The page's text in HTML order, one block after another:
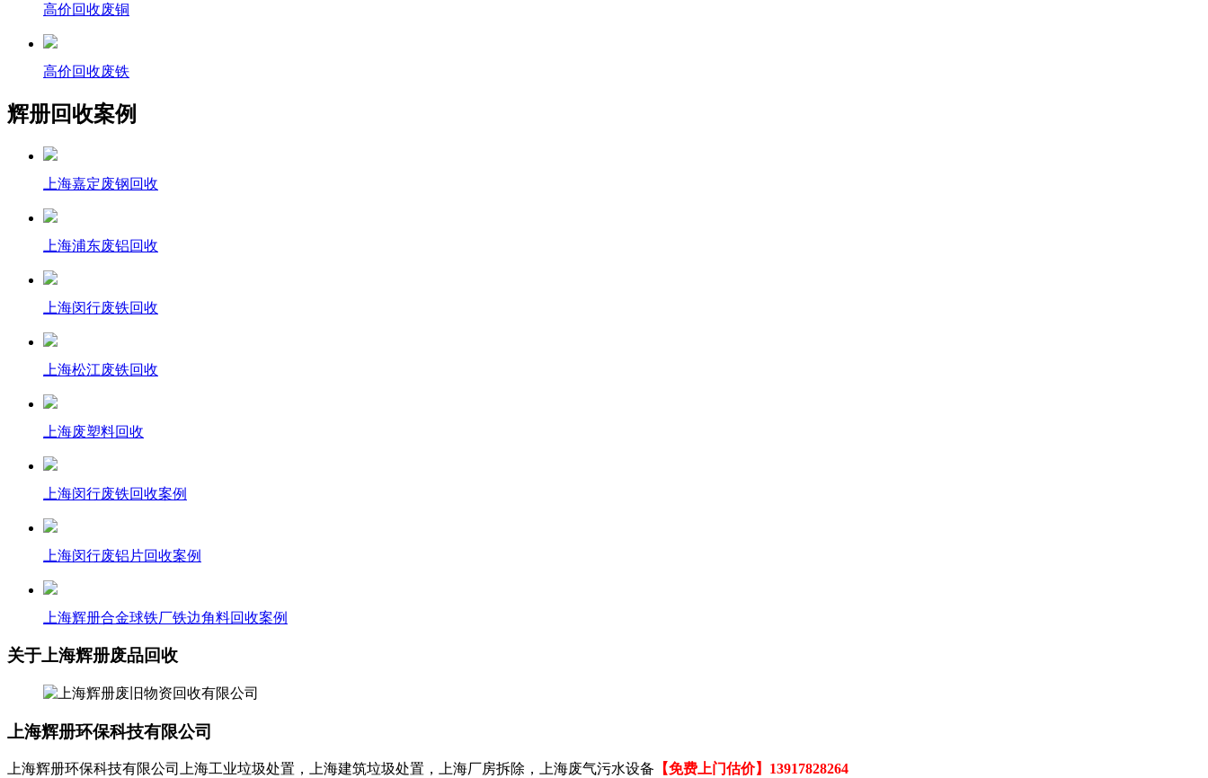
高价回收废铜
高价回收废铁
辉册回收案例
上海嘉定废钢回收
上海浦东废铝回收
上海闵行废铁回收
上海松江废铁回收
上海废塑料回收
上海闵行废铁回收案例
上海闵行废铝片回收案例
上海辉册合金球铁厂铁边角料回收案例
关于上海辉册废品回收
上海辉册环保科技有限公司
上海辉册环保科技有限公司上海工业垃圾处置，上海建筑垃圾处置，上海厂房拆除，上海废气污水设备 【免费上门估价】13917828264